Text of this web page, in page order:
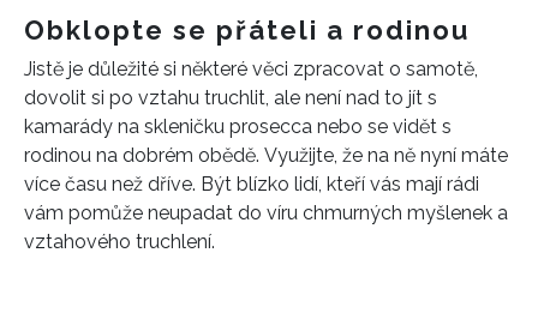
Obklopte se přáteli a rodinou
Jistě je důležité si některé věci zpracovat o samotě,
dovolit si po vztahu truchlit, ale není nad to jít s
kamarády na skleničku prosecca nebo se vidět s
rodinou na dobrém obědě. Využijte, že na ně nyní máte
více času než dříve. Být blízko lidí, kteří vás mají rádi
vám pomůže neupadat do víru chmurných myšlenek a
vztahového truchlení.